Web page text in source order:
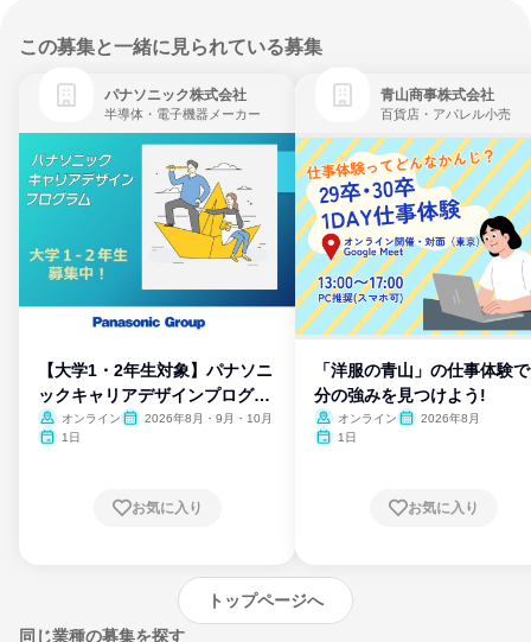
この募集と一緒に見られている募集
パナソニック株式会社
半導体・電子機器メーカー
【大学1・2年生対象】パナソニ
ックキャリアデザインプログラ
ム
オンライン
2026年8月・9月・10月
1日
お気に入り
青山商事株式会社
百貨店・アパレル小売
「洋服の青山」の仕事体験
分の強みを見つけよう!
オンライン
2026年8月
1日
お気に入り
トップページへ
同じ業種の募集を探す